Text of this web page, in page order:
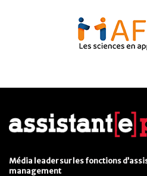
Média leader sur les fonctions
management